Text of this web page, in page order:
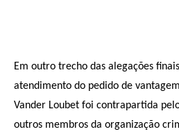
Em outro trecho das alegações
atendimento do pedido de
Vander Loubet foi contrapartida
outros membros da organização